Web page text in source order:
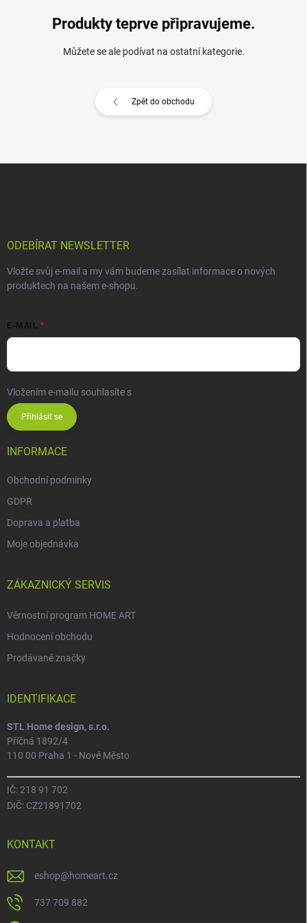
Produkty teprve připravujeme.
Můžete se ale podívat na ostatní kategorie.
Zpět do obchodu
ODEBÍRAT NEWSLETTER
Vložte svůj e-mail a my vám budeme zasílat informace o nových
produktech na našem e-shopu.
E-MAIL
Vložením e-mailu souhlasíte s
Přihlásit se
INFORMACE
Obchodní podmínky
GDPR
Doprava a platba
Moje objednávka
ZÁKAZNICKÝ SERVIS
Věrnostní program HOME ART
Hodnocení obchodu
Prodávané značky
IDENTIFIKACE
STL Home design, s.r.o.
Příčná 1892/4
110 00 Praha 1 - Nové Město
IČ: 218 91 702
DIČ: CZ21891702
KONTAKT
eshop@homeart.cz
737 709 882